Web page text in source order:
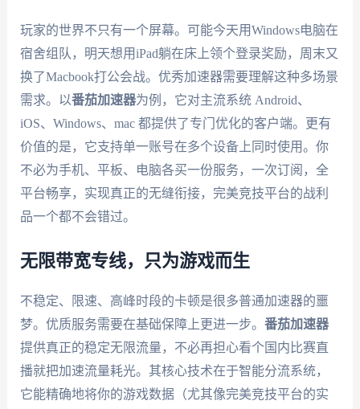
玩家的世界不只有一个屏幕。可能今天用Windows电脑在
宿舍组队，明天想用iPad躺在床上领个登录奖励，周末又
换了Macbook打公会战。优秀加速器需要理解这种多场景
需求。以番茄加速器为例，它对主流系统 Android、
iOS、Windows、mac 都提供了专门优化的客户端。更有
价值的是，它支持单一账号在多个设备上同时使用。你
不必为手机、平板、电脑各买一份服务，一次订阅，全
平台畅享，实现真正的无缝衔接，完美竞技平台的战利
品一个都不会错过。
无限带宽专线，只为游戏而生
不稳定、限速、高峰时段的卡顿是很多普通加速器的噩
梦。优质服务需要在基础保障上更进一步。 番茄加速器
提供真正的稳定无限流量，不必再担心看个国内比赛直
播就把加速流量耗光。其核心技术在于智能分流系统，
它能精确地将你的游戏数据（尤其像完美竞技平台的实